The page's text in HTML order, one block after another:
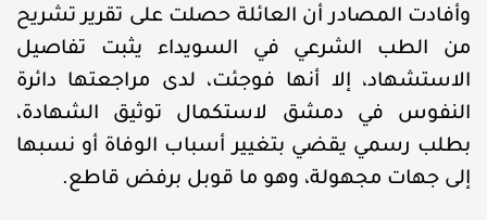
وأفادت المصادر أن العائلة حصلت على تقرير تشريح
من الطب الشرعي في السويداء يثبت تفاصيل
الاستشهاد، إلا أنها فوجئت، لدى مراجعتها دائرة
النفوس في دمشق لاستكمال توثيق الشهادة،
بطلب رسمي يقضي بتغيير أسباب الوفاة أو نسبها
إلى جهات مجهولة، وهو ما قوبل برفض قاطع.